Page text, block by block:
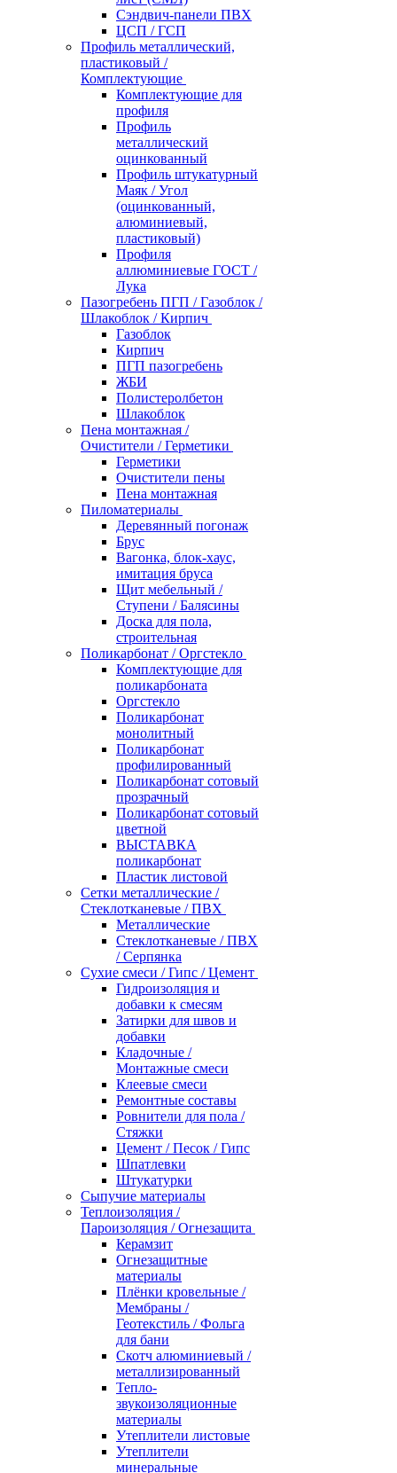
Сэндвич-панели ПВХ
ЦСП / ГСП
Профиль металлический,
пластиковый /
Комплектующие
Комплектующие для
профиля
Профиль
металлический
оцинкованный
Профиль штукатурный
Маяк / Угол
(оцинкованный,
алюминиевый,
пластиковый)
Профиля
аллюминиевые ГОСТ /
Лука
Пазогребень ПГП / Газоблок /
Шлакоблок / Кирпич
Газоблок
Кирпич
ПГП пазогребень
ЖБИ
Полистеролбетон
Шлакоблок
Пена монтажная /
Очистители / Герметики
Герметики
Очистители пены
Пена монтажная
Пиломатериалы
Деревянный погонаж
Брус
Вагонка, блок-хаус,
имитация бруса
Щит мебельный /
Ступени / Балясины
Доска для пола,
строительная
Поликарбонат / Оргстекло
Комплектующие для
поликарбоната
Оргстекло
Поликарбонат
монолитный
Поликарбонат
профилированный
Поликарбонат сотовый
прозрачный
Поликарбонат сотовый
цветной
ВЫСТАВКА
поликарбонат
Пластик листовой
Сетки металлические /
Стеклотканевые / ПВХ
Металлические
Стеклотканевые / ПВХ
/ Серпянка
Сухие смеси / Гипс / Цемент
Гидроизоляция и
добавки к смесям
Затирки для швов и
добавки
Кладочные /
Монтажные смеси
Клеевые смеси
Ремонтные составы
Ровнители для пола /
Стяжки
Цемент / Песок / Гипс
Шпатлевки
Штукатурки
Сыпучие материалы
Теплоизоляция /
Пароизоляция / Огнезащита
Керамзит
Огнезащитные
материалы
Плёнки кровельные /
Мембраны /
Геотекстиль / Фольга
для бани
Скотч алюминиевый /
металлизированный
Тепло-
звукоизоляционные
материалы
Утеплители листовые
Утеплители
минеральные